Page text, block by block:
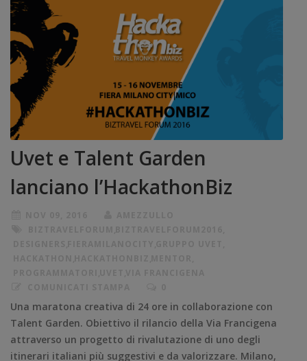
Uvet e Talent Garden
lanciano l’HackathonBiz
Una maratona creativa di 24 ore in collaborazione con
Talent Garden. Obiettivo il rilancio della Via Francigena
attraverso un progetto di rivalutazione di uno degli
itinerari italiani più suggestivi e da valorizzare. Milano,